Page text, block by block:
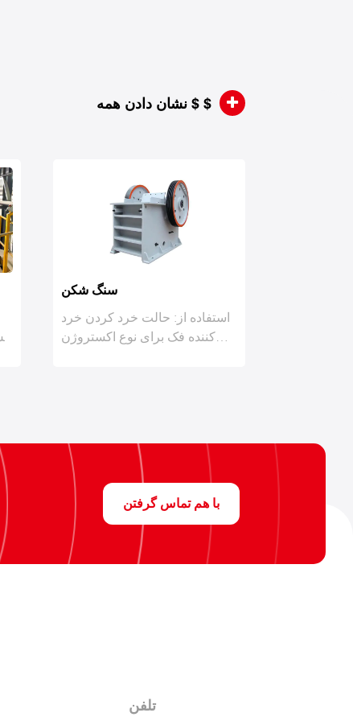
نشان دادن همه $ $
آسانسور
استفاده از: آسانسور سطل نوع
TH با زنجیره حلقه به عنوان
با هم تماس گرفتن